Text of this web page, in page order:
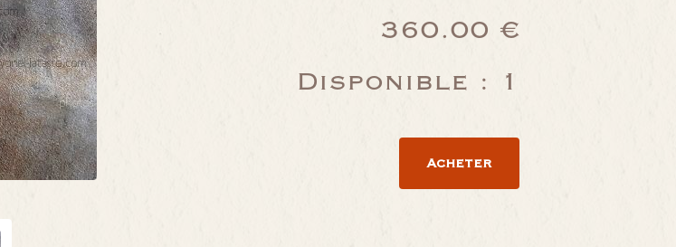
360.00 €
Disponible : 1